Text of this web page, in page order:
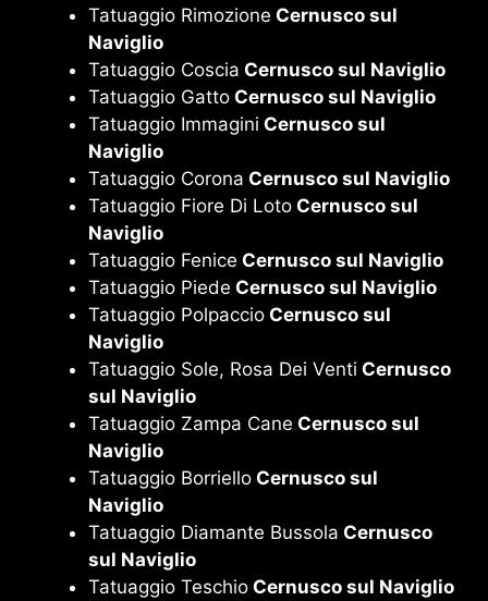
Tatuaggio Rimozione Cernusco sul
Naviglio
Tatuaggio Coscia Cernusco sul Naviglio
Tatuaggio Gatto Cernusco sul Naviglio
Tatuaggio Immagini Cernusco sul
Naviglio
Tatuaggio Corona Cernusco sul Naviglio
Tatuaggio Fiore Di Loto Cernusco sul
Naviglio
Tatuaggio Fenice Cernusco sul Naviglio
Tatuaggio Piede Cernusco sul Naviglio
Tatuaggio Polpaccio Cernusco sul
Naviglio
Tatuaggio Sole, Rosa Dei Venti Cernusco
sul Naviglio
Tatuaggio Zampa Cane Cernusco sul
Naviglio
Tatuaggio Borriello Cernusco sul
Naviglio
Tatuaggio Diamante Bussola Cernusco
sul Naviglio
Tatuaggio Teschio Cernusco sul Naviglio